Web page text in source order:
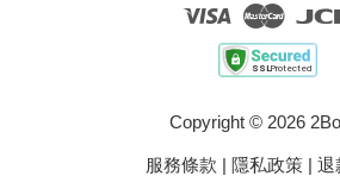
Visa Master
Copyright © 2026
服務條款 | 隱私政策 | 退